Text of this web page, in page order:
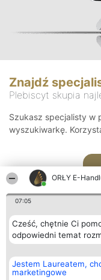
ORŁY E-
07:05
Cześć, chętnie Ci
odpowiedni temat
Jestem Laureatem,
marketingowe
Znajdź
Plebiscyt skupia
Szukasz specjalisty w
wyszukiwarkę.
Organizator plebiscytu
Bright Side Solutions sp. z o.
o. sp. k.